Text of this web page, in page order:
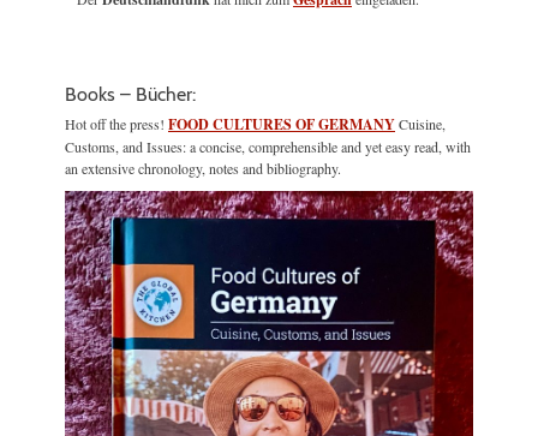
Books – Bücher:
Hot off the press! FOOD CULTURES OF GERMANYCuisine,
Customs, and Issues: a concise, comprehensible and yet easy read, with
an extensive chronology, notes and bibliography.